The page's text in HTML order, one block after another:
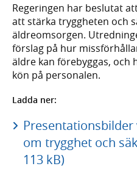
Regeringen har beslutat
att stärka tryggheten och
äldreomsorgen.
förslag på hur
äldre kan förebyggas, och
kön på personalen.
Ladda ner:
om trygghet och
113 kB)